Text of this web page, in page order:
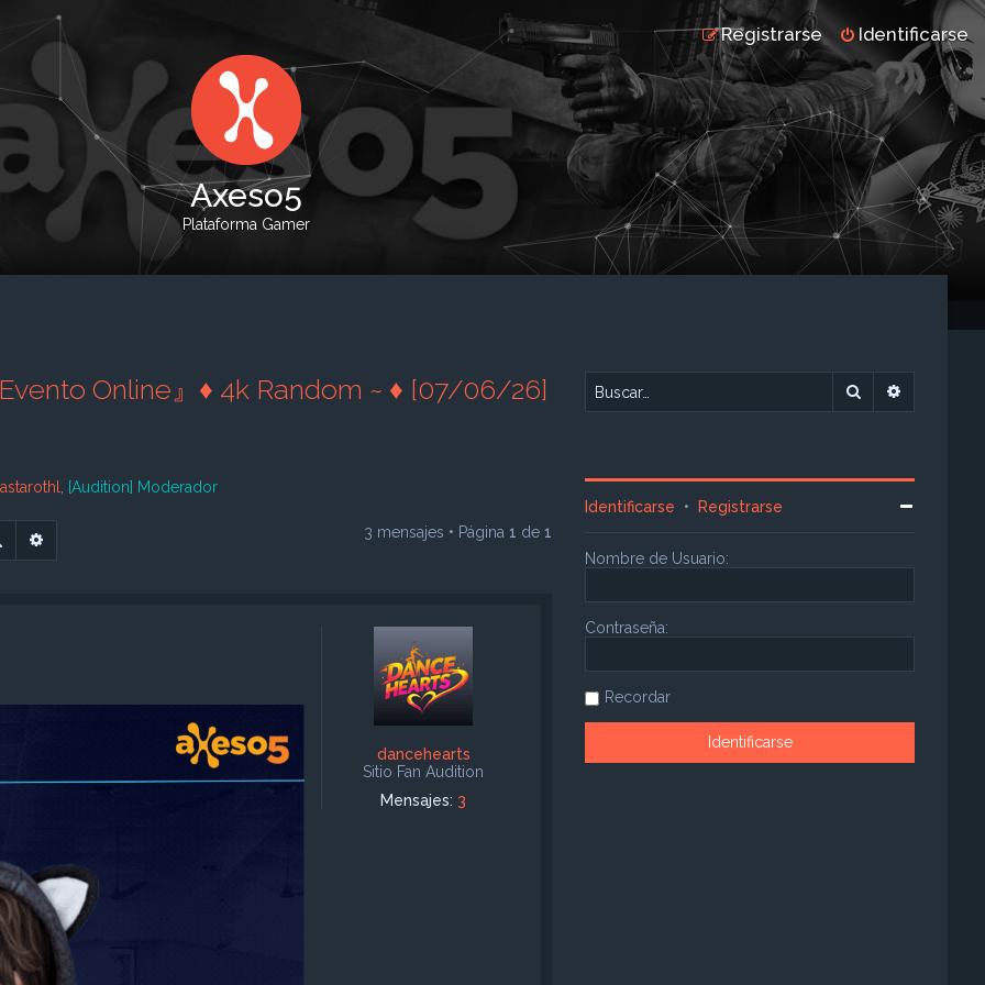
Identificarse
Registrarse
Axeso5
Plataforma Gamer
Online』♦ 4k Random ~ ♦ [07/06/26]
[Audition] Moderador
Buscar 3 mensajes • Página1 de1
dancehearts
Sitio Fan Audition
Mensajes: 3
Buscar
Identificarse • Registrarse
Nombre de Usuario:
Contraseña:
Recordar